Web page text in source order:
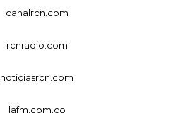
canalrcn.com
rcnradio.com
noticiasrcn.com
lafm.com.co